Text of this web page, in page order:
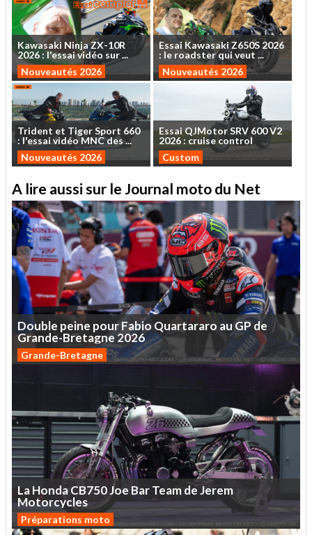
Kawasaki NinjaZX-10R
2026: l'essaividéo sur...
Nouveautés 2026
Essai KawasakiZ650S 2026
: le roadsterquiveut ...
Nouveautés 2026
Trident et TigerSport 660
: l'essaividéoMNCdes...
Nouveautés 2026
EssaiQJMotorSRV 600V2
2026 : cruise control
Custom
A lire aussi sur le Journal moto du Net
Double peine pourFabioQuartararo au GPde
Grande-Bretagne 2026
Grande-Bretagne
LaHondaCB750JoeBarTeamdeJerem
Motorcycles
Préparations moto